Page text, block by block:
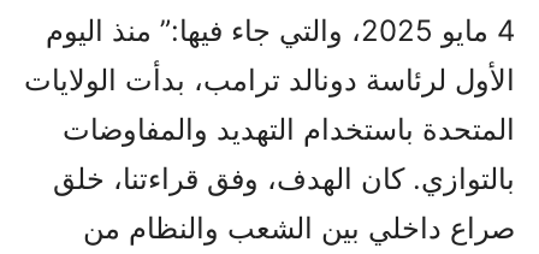
4 مايو 2025، والتي جاء فيها:” منذ اليوم
الأول لرئاسة دونالد ترامب، بدأت الولايات
المتحدة باستخدام التهديد والمفاوضات
بالتوازي. كان الهدف، وفق قراءتنا، خلق
صراع داخلي بين الشعب والنظام من